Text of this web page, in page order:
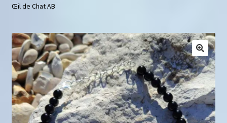
Bracelets sur-mesure
Galets pouce anti-stress
Pendentifs sifflet et fioles
Mini géodes
Bougies lithothérapie
Œil de Chat AB